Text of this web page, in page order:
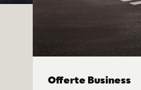
Offerte Business